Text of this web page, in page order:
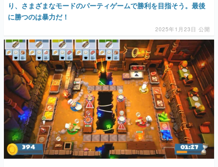
り、さまざまなモードのパーティゲームで勝利を目指そう。最後
に勝つのは暴力だ！
2025年1月23日 公開